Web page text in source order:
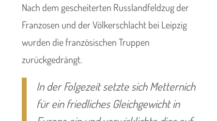
Nach dem gescheiterten Russlandfeldzug der
Franzosen und der Völkerschlacht bei Leipzig
wurden die französischen Truppen
zurückgedrängt.
In der Folgezeit setzte sich Metternich
für ein friedliches Gleichgewicht in